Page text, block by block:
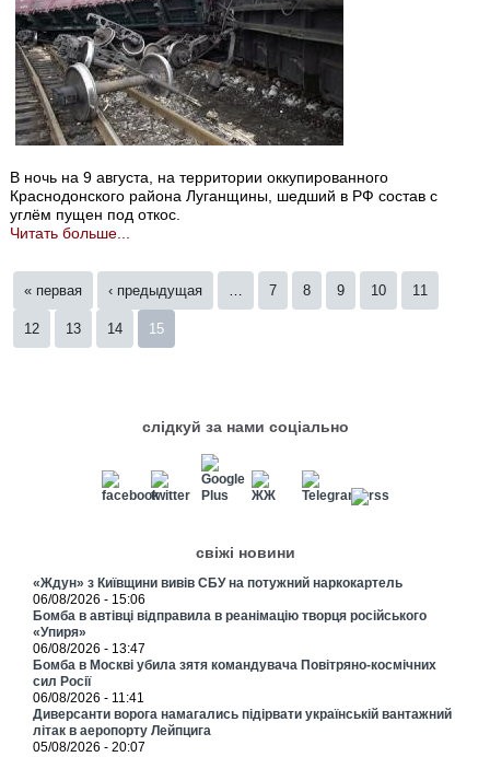
В ночь на 9 августа, на территории оккупированного
Краснодонского района Луганщины, шедший в РФ состав с
углём пущен под откос.
Читать больше...
Страницы
« первая ‹ предыдущая … 7 8 9 10 11
12 13 14 15
слідкуй за нами соціально
свіжі новини
«Ждун» з Київщини вивів СБУ на потужний наркокартель
06/08/2026 - 15:06
Бомба в автівці відправила в реанімацію творця російського
«Упиря»
06/08/2026 - 13:47
Бомба в Москві убила зятя командувача Повітряно-космічних
сил Росії
06/08/2026 - 11:41
Диверсанти ворога намагались підірвати українській вантажний
літак в аеропорту Лейпцига
05/08/2026 - 20:07